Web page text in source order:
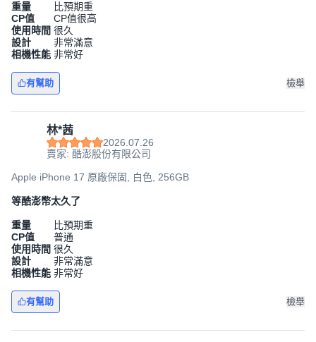
重量
比預期重
CP值
CP值很高
使用時間 很久
設計
非常滿意
相機性能 非常好
有幫助 檢舉
林*茜
2026.07.26
賣家: 酷澎股份有限公司
Apple iPhone 17 原廠保固, 白色, 256GB
等酷澎幣太久了
重量
比預期重
CP值
普通
使用時間 很久
設計
非常滿意
相機性能 非常好
有幫助 檢舉